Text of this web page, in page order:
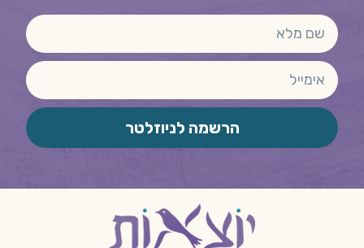
הרשמה לניוזלטר